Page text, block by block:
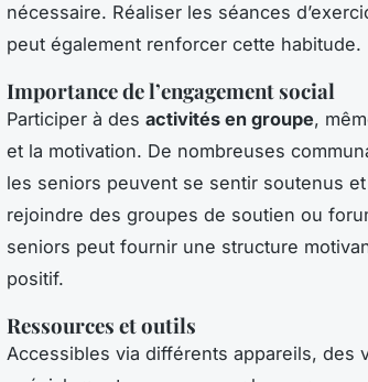
nécessaire. Réaliser les séances
peut également renforcer cette habitude.
Importance de l’engagement social
Participer à des activités en groupe,
et la motivation. De nombreuses
les seniors peuvent se sentir soutenus
rejoindre des groupes de soutien ou
seniors peut fournir une structure
positif.
Ressources et outils
Accessibles via différents appareils, des